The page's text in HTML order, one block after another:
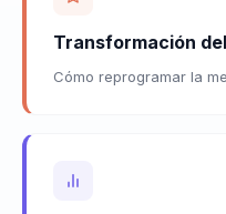
Transformación
Cómo reprogramar la